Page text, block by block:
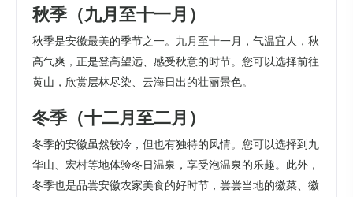
秋季（九月至十一月）
秋季是安徽最美的季节之一。九月至十一月，气温宜人，秋
高气爽，正是登高望远、感受秋意的时节。您可以选择前往
黄山，欣赏层林尽染、云海日出的壮丽景色。
冬季（十二月至二月）
冬季的安徽虽然较冷，但也有独特的风情。您可以选择到九
华山、宏村等地体验冬日温泉，享受泡温泉的乐趣。此外，
冬季也是品尝安徽农家美食的好时节，尝尝当地的徽菜、徽